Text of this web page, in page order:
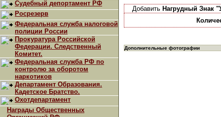
Судебный депортамент РФ
Росрезерв
Федеральная служба налоговой
полиции России
Прокуратура Российской
Федерации. Следственный
Комитет.
Федеральная служба РФ по
контролю за оборотом
наркотиков
Департамент Образования.
Кадетское Братство.
Охотдепартамент
Награды Общественных
Добавить Нагрудный Знак
Дополнительные фотографии